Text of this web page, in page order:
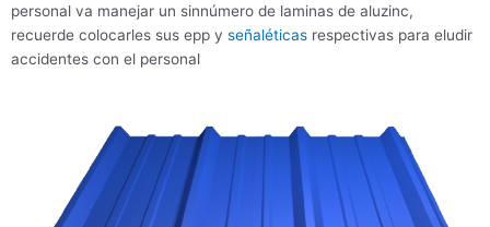
personal va manejar un sinnúmero de laminas de aluzinc,
recuerde colocarles sus epp y señaléticas respectivas para eludir
accidentes con el personal